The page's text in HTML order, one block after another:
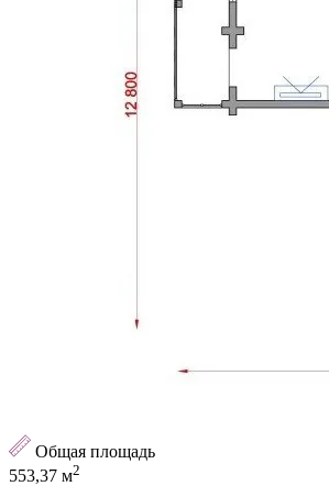
Общая площадь
553,37 м2